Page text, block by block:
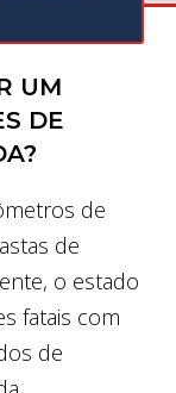
UM
DE
de
de
o estado
fatais com
de